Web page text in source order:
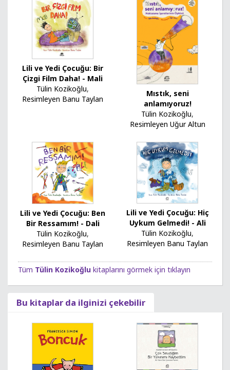
Lili ve Yedi Çocuğu: Bir
Çizgi Film Daha! - Mali
Tülin Kozikoğlu,
Resimleyen Banu Taylan
Mıstık, seni
anlamıyoruz!
Tülin Kozikoğlu,
Resimleyen Uğur Altun
Lili ve Yedi Çocuğu: Ben
Bir Ressamım! - Dali
Tülin Kozikoğlu,
Resimleyen Banu Taylan
Lili ve Yedi Çocuğu: Hiç
Uykum Gelmedi! - Ali
Tülin Kozikoğlu,
Resimleyen Banu Taylan
Tüm Tülin Kozikoğlu kitaplarını görmek için tıklayın
Bu kitaplar da ilginizi çekebilir